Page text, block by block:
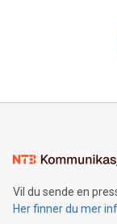
Vil du sende en
Her finner du mer